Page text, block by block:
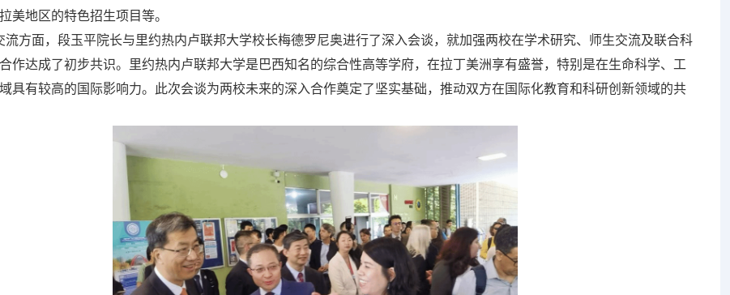
美地区的特色招生项目等。
方面，段玉平院长与里约热内卢联邦大学校长梅德罗尼奥进行了深入会谈，就加强两校在学术研究、师生交流及联合科
作达成了初步共识。里约热内卢联邦大学是巴西知名的综合性高等学府，在拉丁美洲享有盛誉，特别是在生命科学、工
具有较高的国际影响力。此次会谈为两校未来的深入合作奠定了坚实基础，推动双方在国际化教育和科研创新领域的共